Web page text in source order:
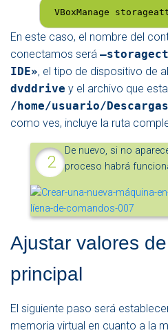
VBoxManage
En este caso, el nombre del
conectamos será
IDE», el tipo de dispositivo de
dvddrive y el archivo que
/home/usuario/
como ves, incluye la ruta
De nuevo, si no
proceso habrá
Ajustar valores
principal
El siguiente paso será
memoria virtual en cuanto a la